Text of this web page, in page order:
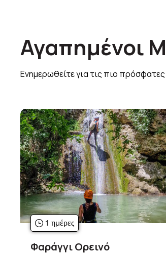
Αγαπημένοι
Ενημερωθείτε για τις πιο
1 ημέρες
Φαράγγι Μυλωνά